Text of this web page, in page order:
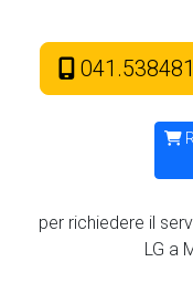
per richiedere il
LG a